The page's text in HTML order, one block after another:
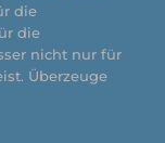
die
die
nicht nur für
Überzeuge